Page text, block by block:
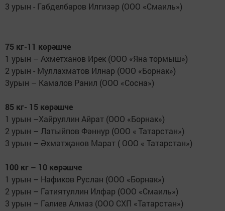
3 урын - Габделбаров Илгизәр (ООО «Смаиль»)
75 кг-11 көрәшче
1 урын – Ахметханов Ирек (ООО «Яна тормыш»)
2 урын - Муллахматов Илнар (ООО «Борнак»)
3урын – Камалов Ранил (ООО «Сосна»)
85 кг- 15 көрәшче
1 урын –Хайруллин Айрат (ООО «Борнак»)
2 урын – Латыйпов Фәннур (ООО « Татарстан»)
3 урын – Әхмәтҗанов Марат ( ООО « Татарстан»)
100 кг – 10 көрәшче
1 урын – Нафиков Руслан (ООО «Борнак»)
2 урын – Гатиятуллин Илфар (ООО «Смаиль»)
3 урын – Галиев Алмаз (ООО СХП «Татарстан»)